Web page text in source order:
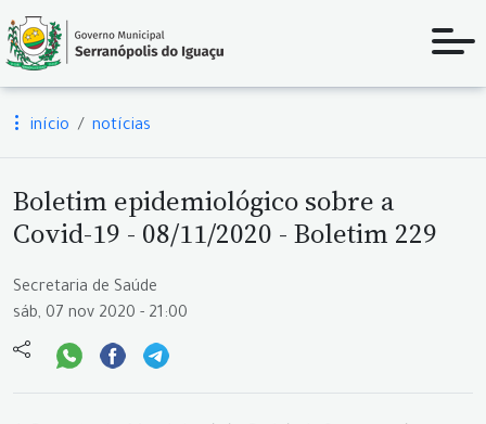
início notícias
Boletim epidemiológico sobre a
Covid-19 - 08/11/2020 - Boletim 229
Secretaria de Saúde
sáb, 07 nov 2020 - 21:00